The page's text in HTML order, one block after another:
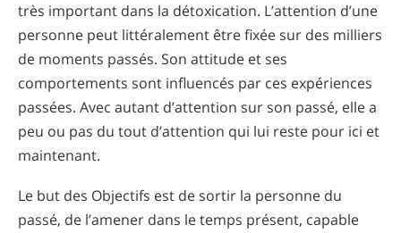
Arabe
Népalais
Croate
Turc
très important dans la détoxication. L’attention d’une
personne peut littéralement être fixée sur des milliers
de moments passés. Son attitude et ses
comportements sont influencés par ces expériences
passées. Avec autant d’attention sur son passé, elle a
peu ou pas du tout d’attention qui lui reste pour ici et
maintenant.
Le but des Objectifs est de sortir la personne du
passé, de l’amener dans le temps présent, capable